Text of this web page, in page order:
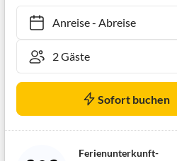
Anreise- Abreise
Sofort buchen
Ferienunterkunft-